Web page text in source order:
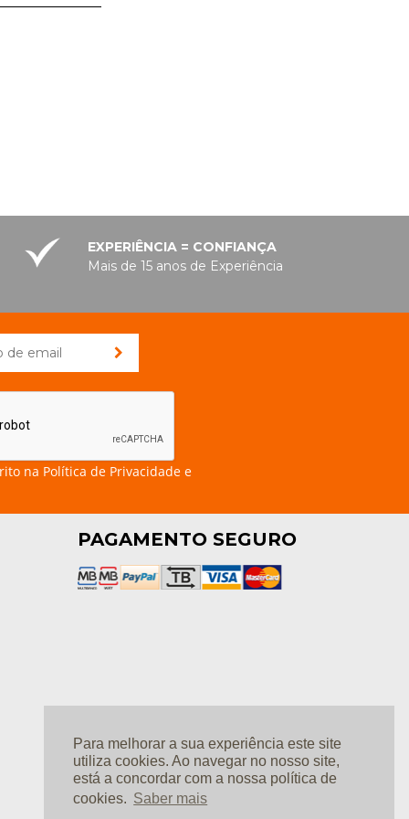
Para melhorar a sua experiência este site
utiliza cookies. Ao navegar no nosso site,
está a concordar com a nossa política de
cookies. Saber mais
EXPERIÊNCIA = CONFIANÇA
Mais de 15 anos de Experiência
na Política de Privacidade e
PAGAMENTO SEGURO